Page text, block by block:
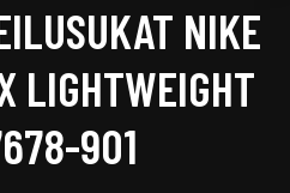
NIKE
LIGHTWEIGHT
901